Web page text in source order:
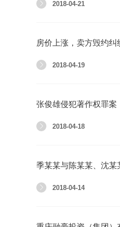
2018-04-21
房价上涨，卖方毁约纠
2018-04-19
张俊雄侵犯著作权罪案
2018-04-18
季某某与陈某某、沈
2018-04-14